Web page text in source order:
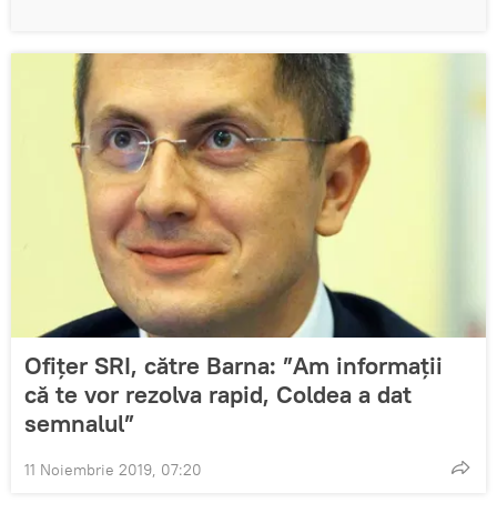
Ofițer SRI, către Barna: ”Am informații
că te vor rezolva rapid, Coldea a dat
semnalul”
11 Noiembrie 2019, 07:20